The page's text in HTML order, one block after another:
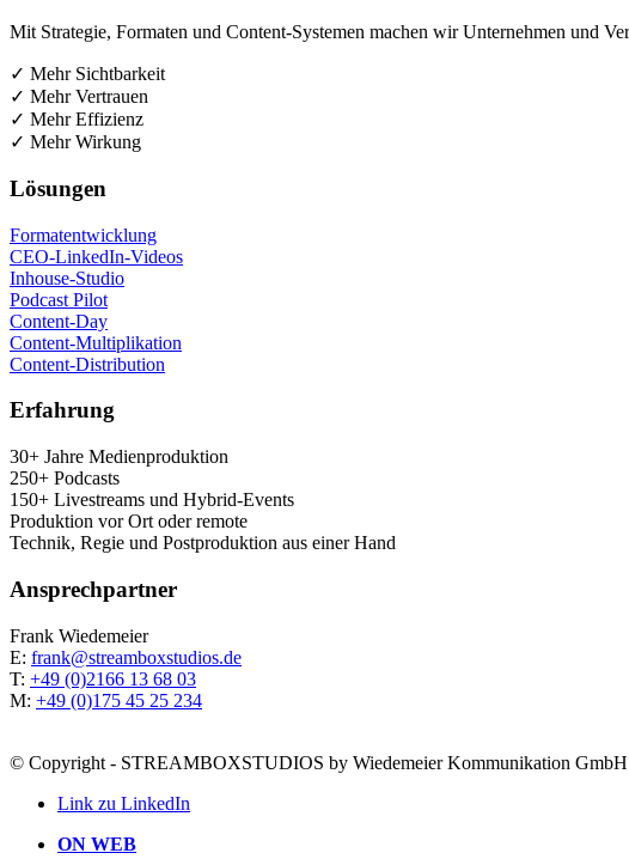
Mit Stra­te­gie, For­ma­ten und Con­tent-Sys­te­men machen wir Unter­neh­men und
✓ Mehr Sichtbarkeit
✓ Mehr Vertrauen
✓ Mehr Effizienz
✓ Mehr Wirkung
Lösun­gen
For­ma­t­ent­wick­lung
CEO-Lin­ke­dIn-Vide­os
Inhouse-Stu­dio
Pod­cast Pilot
Con­tent-Day
Con­tent-Mul­ti­pli­ka­ti­on
Con­tent-Dis­tri­bu­ti­on
Erfah­rung
30+ Jah­re Medienproduktion
250+ Podcasts
150+ Live­streams und Hybrid-Events
Pro­duk­ti­on vor Ort oder remote
Tech­nik, Regie und Post­pro­duk­ti­on aus einer Hand
Ansprech­part­ner
Frank Wie­demei­er
E: frank@streamboxstudios.de
T: +49 (0)2166 13 68 03
M: +49 (0)175 45 25 234
© Copyright - STREAMBOXSTUDIOS by Wiedemeier Kommunikation GmbH
Link zu LinkedIn
ON WEB